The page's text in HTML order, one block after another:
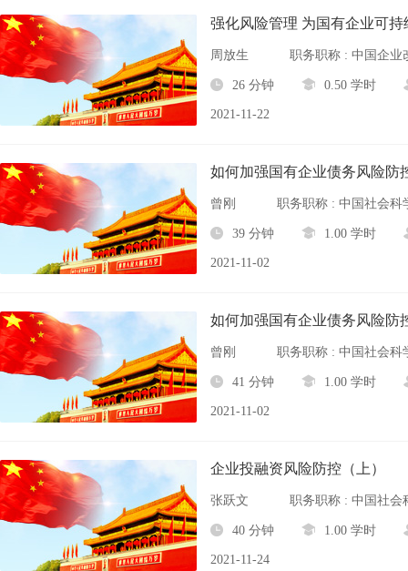
强化风险管理 为国有企业可
周放生 职务职称 : 中国企业
26 分钟 0.50 学时
2021-11-22
如何加强国有企业债务风险防
曾刚
39 分钟 1.00 学时
2021-11-02
如何加强国有企业债务风险防
曾刚
41 分钟 1.00 学时
2021-11-02
企业投融资风险防控（上）
张跃文 职务职称 : 中国社会
40 分钟 1.00 学时
2021-11-24